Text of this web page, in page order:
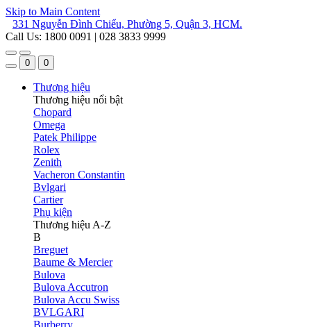
Skip to Main Content
331 Nguyễn Đình Chiểu, Phường 5, Quận 3, HCM.
Call Us: 1800 0091 | 028 3833 9999
0 0
Thương hiệu
Thương hiệu nổi bật
Chopard
Omega
Patek Philippe
Rolex
Zenith
Vacheron Constantin
Bvlgari
Cartier
Phụ kiện
Thương hiệu A-Z
B
Breguet
Baume & Mercier
Bulova
Bulova Accutron
Bulova Accu Swiss
BVLGARI
Burberry